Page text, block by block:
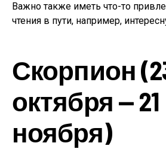
Важно также иметь что-то
чтения в пути, например,
Скорпион
октября — 21
ноября)